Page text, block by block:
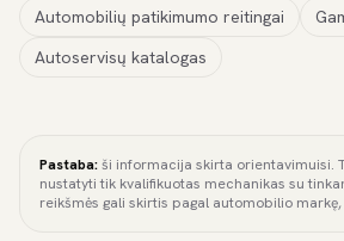
Automobilių patikimumo reitingai
Autoservisų katalogas
Pastaba:ši informacija skirta orientavimuisi.
nustatyti tik kvalifikuotas mechanikas su
reikšmės gali skirtis pagal automobilio